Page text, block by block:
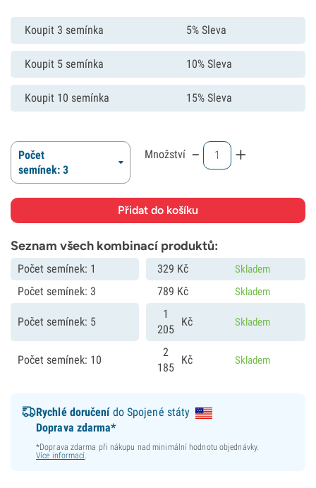
Koupit 3 semínka 5% Sleva
Koupit 5 semínka 10% Sleva
Koupit 10 semínka 15% Sleva
Počet
semínek: 3
Množství - +
Seznam všech kombinací produktů:
Počet semínek: 1 329 Kč Skladem
Počet semínek: 3 789 Kč Skladem
Počet semínek: 5
1
205
Kč Skladem
Počet semínek: 10
2
185
Kč Skladem
Rychlé doručenído Spojené státy
Doprava zdarma*
*Doprava zdarma při nákupu nad minimální hodnotu objednávky.
Více informací.